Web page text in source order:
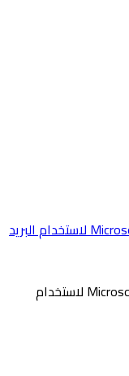
ضبط اعدادات برنامج الاوت لوك Microsoft outlook لاستخدام البريد
ضبط اعدادات برنامج الاوت لوك Microsoft outlook لاستخدام